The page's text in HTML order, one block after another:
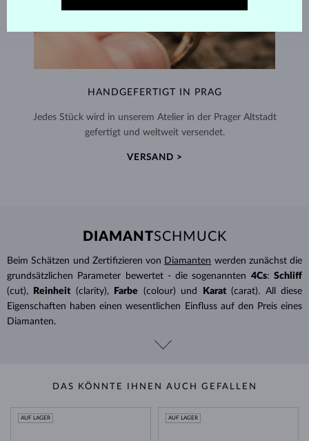
HANDGEFERTIGT IN PRAG
Jedes Stück wird in unserem Atelier in der Prager Altstadt
gefertigt und weltweit versendet.
VERSAND >
DIAMANTSCHMUCK
Beim Schätzen und Zertifizieren von Diamanten werden zunächst die
grundsätzlichen Parameter bewertet - die sogenannten 4Cs: Schliff
(cut),
Reinheit (clarity), Farbe (colour) und Karat (carat). All diese
Eigenschaften haben einen wesentlichen Einfluss auf den Preis eines
Diamanten.
DAS KÖNNTE IHNEN AUCH GEFALLEN
AUF LAGER AUF LAGER